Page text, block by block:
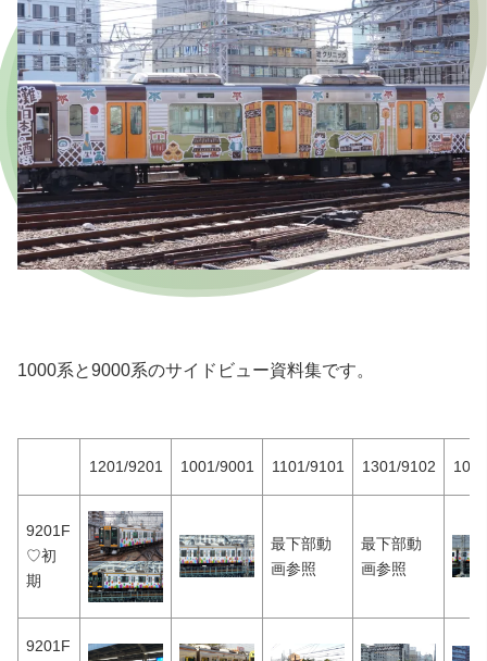
1000系と9000系のサイドビュー資料集です。
1201/9201 1001/9001 1101/9101 1301/9102
9201F
♡初
期
最下部動
画参照
最下部動
画参照
9201F